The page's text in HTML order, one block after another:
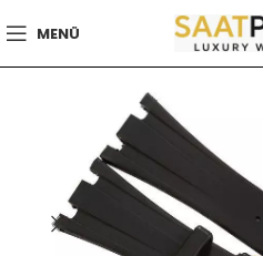
MENÜ